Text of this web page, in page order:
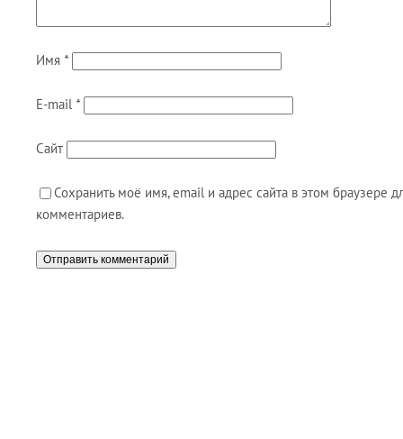
Имя *
E-mail *
Сайт
Сохранить моё имя, email и адрес сайта в этом браузере
комментариев.